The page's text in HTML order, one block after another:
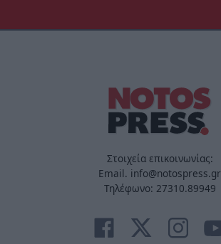
Στοιχεία επικοινωνίας:
Email. info@notospress.gr
Τηλέφωνο: 27310.89949